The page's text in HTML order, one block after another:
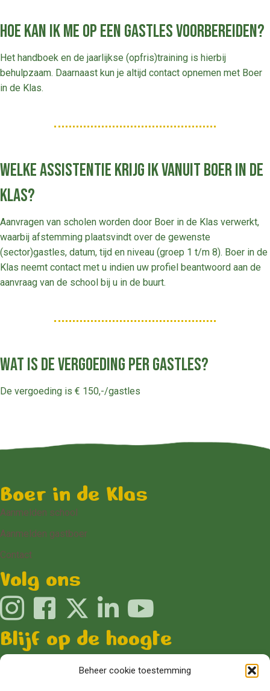
Beheer cookie toestemming
Hoe kan ik me op een gastles voorbereiden?
Het handboek en de jaarlijkse (opfris)training is hierbij
behulpzaam. Daarnaast kun je altijd contact opnemen met Boer
in de Klas.
Welke assistentie krijg ik vanuit Boer in de
Klas?
Aanvragen van scholen worden door Boer in de Klas verwerkt,
waarbij afstemming plaatsvindt over de gewenste
(sector)gastles, datum, tijd en niveau (groep 1 t/m 8). Boer in de
Klas neemt contact met u indien uw profiel beantwoord aan de
aanvraag van de school bij u in de buurt.
Wat is de vergoeding per gastles?
De vergoeding is € 150,-/gastles
Boer in de Klas
Aanmelden school
Aanmelden gastboer
Contact
Volg ons
Blijf op de hoogte
Aanmelden nieuwsbrief scholen